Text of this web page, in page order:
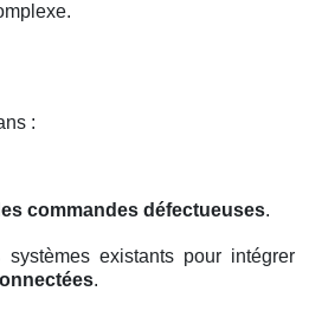
:
commandes défectueuses.
systèmes existants pour intégrer
.